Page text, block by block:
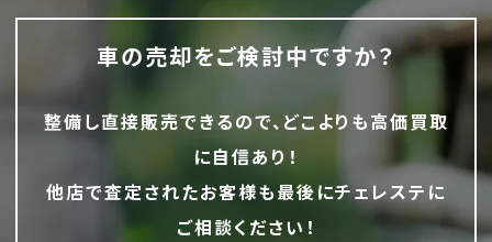
車の売却をご検討中ですか？
整備し直接販売できるので、どこよりも高価買取
に自信あり！
他店で査定されたお客様も最後にチェレステに
ご相談ください！